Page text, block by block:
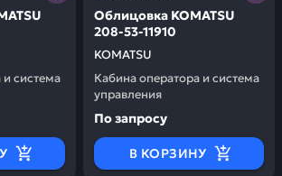
система
KOMATSU
Облицовка KOMATSU
208-53-11910
Кабина оператора и система
управления
По запросу
В КОРЗИНУ